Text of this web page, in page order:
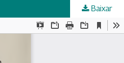
Baixar